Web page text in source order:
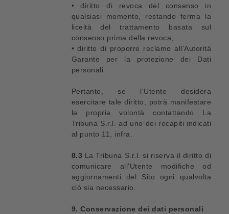
• diritto di revoca del consenso in
qualsiasi momento, restando ferma la
liceità del trattamento basata sul
consenso prima della revoca;
• diritto di proporre reclamo all’Autorità
Garante per la protezione dei Dati
personali
Pertanto, se l'Utente desidera
esercitare tale diritto, potrà manifestare
la propria volontà contattando La
Tribuna S.r.l. ad uno dei recapiti indicati
al punto 11, infra.
8.3 La Tribuna S.r.l. si riserva il diritto di
comunicare all'Utente modifiche od
aggiornamenti del Sito ogni qualvolta
ciò sia necessario.
9. Conservazione dei dati personali